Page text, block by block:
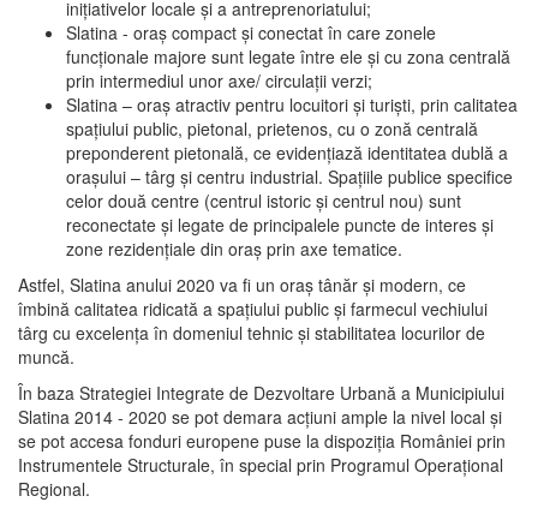
iniţiativelor locale şi a antreprenoriatului;
Slatina - oraş compact şi conectat în care zonele
funcţionale majore sunt legate între ele şi cu zona centrală
prin intermediul unor axe/ circulații verzi;
Slatina – oraş atractiv pentru locuitori şi turişti, prin calitatea
spaţiului public, pietonal, prietenos, cu o zonă centrală
preponderent pietonală, ce evidenţiază identitatea dublă a
oraşului – târg şi centru industrial. Spaţiile publice specifice
celor două centre (centrul istoric şi centrul nou) sunt
reconectate şi legate de principalele puncte de interes şi
zone rezidenţiale din oraş prin axe tematice.
Astfel, Slatina anului 2020 va fi un oraş tânăr şi modern, ce
îmbină calitatea ridicată a spaţiului public şi farmecul vechiului
târg cu excelenţa în domeniul tehnic şi stabilitatea locurilor de
muncă.
În baza Strategiei Integrate de Dezvoltare Urbană a Municipiului
Slatina 2014 - 2020 se pot demara acţiuni ample la nivel local şi
se pot accesa fonduri europene puse la dispoziţia României prin
Instrumentele Structurale, în special prin Programul Operațional
Regional.